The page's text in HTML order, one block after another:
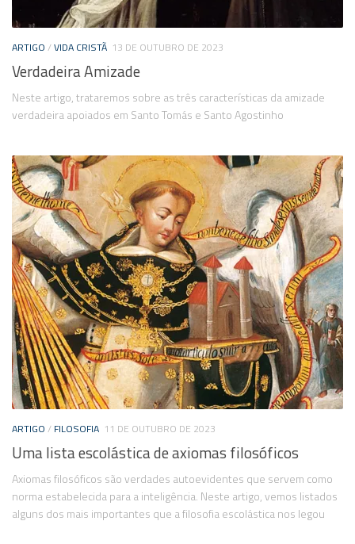
ARTIGO /VIDA CRISTÃ 13 DE OUTUBRO DE 2023
Verdadeira Amizade
Neste artigo, trataremos sobre as três características da amizade
verdadeira apoiados em Santo Tomás e Santo Agostinho
ARTIGO / FILOSOFIA 11 DE OUTUBRO DE 2023
Uma lista escolástica de axiomas filosóficos
Axiomas filosóficos são verdades autoevidentes que servem como
norma estabelecida para a inteligência. Neste artigo, vemos listados
alguns dos mais importantes que a filosofia escolástica nos legou